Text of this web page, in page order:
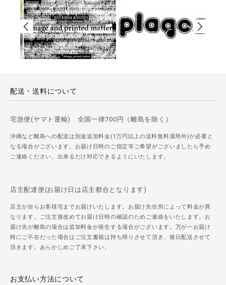
配送・送料について
宅急便(ヤマト運輸) 全国一律700円（離島を除く）
沖縄など離島への配送は別途追加料金(1万円以上の送料無料適用外)が必要と
なる場合がございます。お届け日時のご指定等ご希望がございましたら予め
ご連絡ください。出来るだけ対応できるようにいたします。
店主配達便(お届け日は店主都合となります)
店主が自らお客様宅までお届けいたします。お届け先住所によって料金が異
なります。ご注文後改めてお届け日時の確認のためご連絡をいたします。お
届け先が離島の場合は追加料金が発生する場合がございます。万が一お届け
時にご不在だった場合はご注文書籍は持ち帰りさせて頂き、後日配送させて
頂きます。あらかじめご了承下さい。
お支払い方法について